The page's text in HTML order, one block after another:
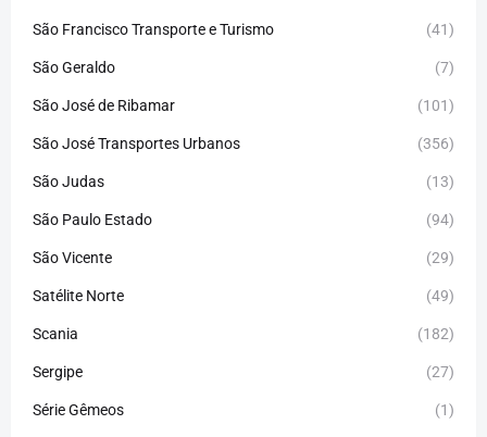
São Francisco Transporte e Turismo (41)
São Geraldo (7)
São José de Ribamar (101)
São José Transportes Urbanos (356)
São Judas (13)
São Paulo Estado (94)
São Vicente (29)
Satélite Norte (49)
Scania (182)
Sergipe (27)
Série Gêmeos (1)